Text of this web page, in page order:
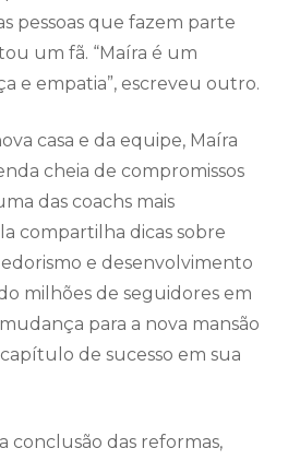
pessoas que fazem parte
um fã. “Maíra é um
e empatia”, escreveu outro.
casa e da equipe, Maíra
cheia de compromissos
das coachs mais
compartilha dicas sobre
e desenvolvimento
milhões de seguidores em
para a nova mansão
de sucesso em sua
conclusão das reformas,